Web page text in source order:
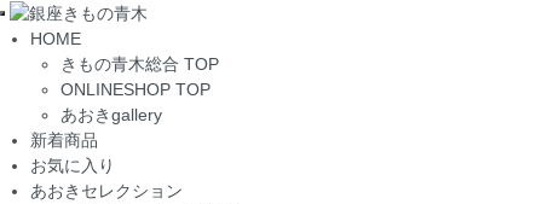
Toggle
navigation
HOME
きもの青木総合 TOP
ONLINESHOP TOP
あおきgallery
新着商品
お気に入り
あおきセレクション